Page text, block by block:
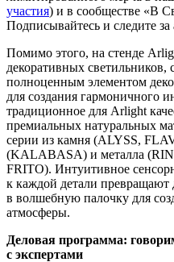
участия) и в сообществе «В
Подписывайтесь и следите
Помимо этого, на стенде
декоративных светильников,
полноценным элементом
для создания гармоничного
традиционное для Arlight
премиальных натуральных
серии из камня (ALYSS,
(KALABASA) и металла
FRITO). Интуитивное
к каждой детали превращают
в волшебную палочку для
атмосферы.
Деловая программа:
с экспертами